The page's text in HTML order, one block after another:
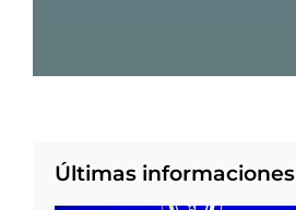
Últimas informaciones